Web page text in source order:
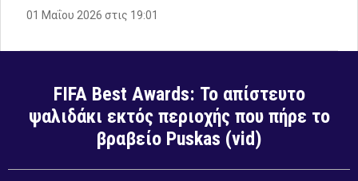
01 Μαΐου 2026 στις 19:01
FIFA Best Awards: Το απίστευτο
ψαλιδάκι εκτός περιοχής που πήρε το
βραβείο Puskas (vid)